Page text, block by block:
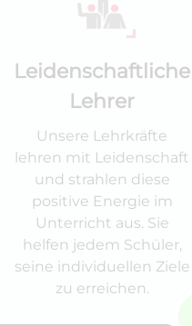
Leidenschaftliche
Lehrer
Unsere Lehrkräfte
lehren mit Leidenschaft
und strahlen diese
positive Energie im
Unterricht aus. Sie
helfen jedem Schüler,
seine individuellen Ziele
zu erreichen.